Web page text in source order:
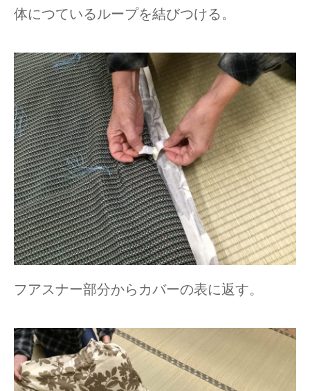
体につているループを結びつける。
フアスナー部分からカバーの表に返す。